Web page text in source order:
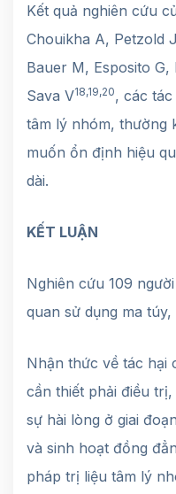
Kết quả nghiên cứu
Chouikha A, Petzold
Bauer M, Esposito
Sava V18,19,20, các
tâm lý nhóm, thường
muốn ổn định hiệu
dài.
KẾT LUẬN
Nghiên cứu 109
quan sử dụng ma
Nhận thức về tác hại
cần thiết phải điều
sự hài lòng ở giai
và sinh hoạt đồng
pháp trị liệu tâm lý